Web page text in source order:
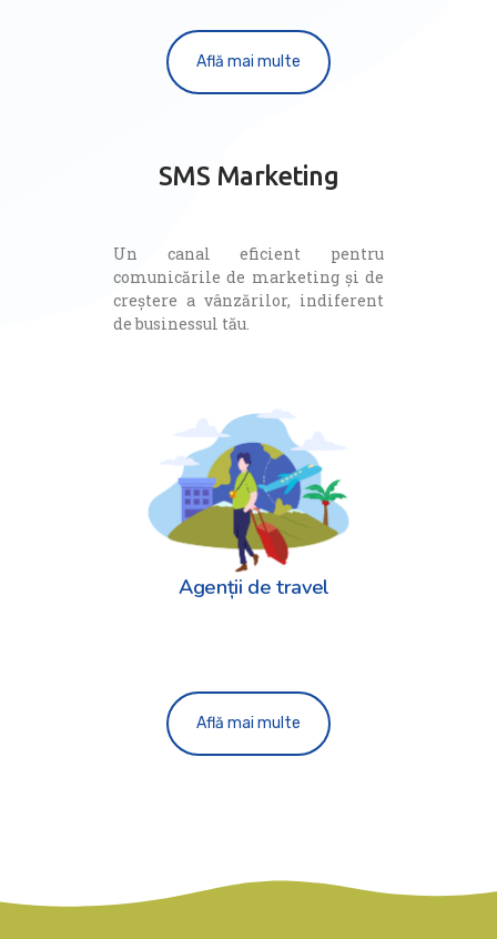
Află mai multe
SMS Marketing
Un canal eficient pentru
comunicările de marketing și de
creștere a vânzărilor, indiferent
de businessul tău.
Agenții de travel
Află mai multe